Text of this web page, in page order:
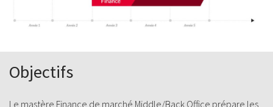
Objectifs
Le mastère Finance de marché Middle/Back Office prépare les